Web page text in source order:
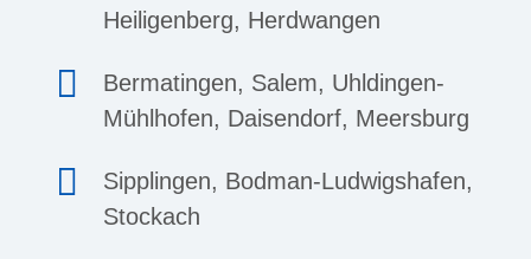
Heiligenberg, Herdwangen
Bermatingen, Salem, Uhldingen-
Mühlhofen, Daisendorf, Meersburg
Sipplingen, Bodman-Ludwigshafen,
Stockach